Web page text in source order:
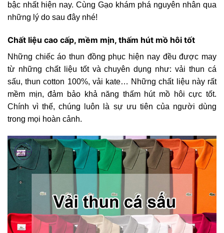
bậc nhất hiện nay. Cùng Gạo khám phá nguyên nhân qua
những lý do sau đây nhé!
Chất liệu cao cấp, mềm mịn, thấm hút mồ hôi tốt
Những chiếc áo thun đồng phục hiện nay đều được may
từ những chất liệu tốt và chuyên dụng như: vải thun cá
sấu, thun cotton 100%, vải kate… Những chất liệu này rất
mềm mịn, đảm bảo khả năng thấm hút mồ hôi cực tốt.
Chính vì thế, chúng luôn là sự ưu tiên của người dùng
trong mọi hoàn cảnh.